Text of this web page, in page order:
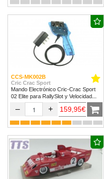
CCS-MK002B
Cric Crac Sport
Mando Electrónico Cric-Crac Sport
02 Elite para RallySlot y Velocidad
1/32 & 1/24.
– + 159,95€